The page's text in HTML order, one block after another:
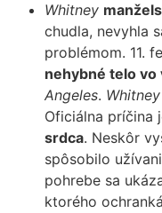
Whitney
chudla, nevyhla
problémom. 11.
nehybné telo vo
Angeles. Whitney
Oficiálna príčina
srdca. Neskôr
spôsobilo
pohrebe sa
ktorého